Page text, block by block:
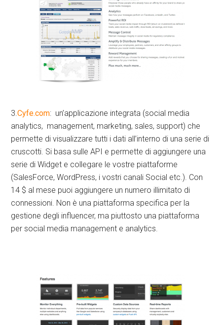
3.Cyfe.com: un’applicazione integrata (social media
analytics, management, marketing, sales, support) che
permette di visualizzare tutti i dati all’interno di una serie di
cruscotti. Si basa sulle API e permette di aggiungere una
serie di Widget e collegare le vostre piattaforme
(SalesForce, WordPress, i vostri canali Social etc.). Con
14 $ al mese puoi aggiungere un numero illimitato di
connessioni. Non è una piattaforma specifica per la
gestione degli influencer, ma piuttosto una piattaforma
per social media management e analytics.